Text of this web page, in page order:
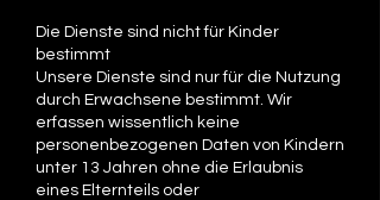
Die Dienste sind nicht für Kinder
bestimmt
Unsere Dienste sind nur für die Nutzung
durch Erwachsene bestimmt. Wir
erfassen wissentlich keine
personenbezogenen Daten von Kindern
unter 13 Jahren ohne die Erlaubnis
eines Elternteils oder